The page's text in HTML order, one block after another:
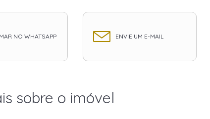
NO WHATSAPP ENVIE UM E-MAIL
sobre o imóvel